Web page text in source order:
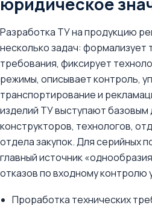
Разработка ТУ на продукцию
несколько задач: формализует
требования, фиксирует
режимы, описывает контроль,
транспортирование и
изделий ТУ выступают
конструкторов, технологов,
отдела закупок. Для серийных
главный источник
отказов по входному контролю
Проработка технических